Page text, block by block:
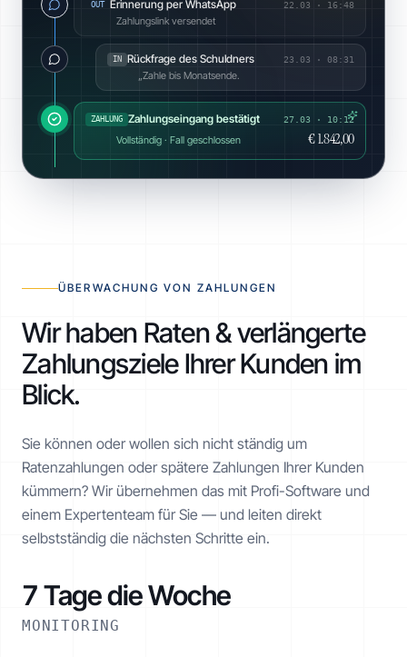
OUT Erinnerung per WhatsApp 22.03 · 16:48
Zahlungslink versendet
IN Rückfrage des Schuldners 23.03 · 08:31
„Zahle bis Monatsende.
ZAHLUNG Zahlungseingang bestätigt 27.03 · 10:12
Vollständig · Fall geschlossen € 1.842,00
ÜBERWACHUNG VON ZAHLUNGEN
Wir haben Raten & verlängerte
Zahlungsziele Ihrer Kunden im
Blick.
Sie können oder wollen sich nicht ständig um
Ratenzahlungen oder spätere Zahlungen Ihrer Kunden
kümmern? Wir übernehmen das mit Profi-Software und
einem Expertenteam für Sie — und leiten direkt
selbstständig die nächsten Schritte ein.
7 Tage die Woche
MONITORING